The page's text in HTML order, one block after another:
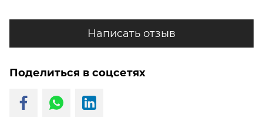
Написать отзыв
Поделиться в соцсетях